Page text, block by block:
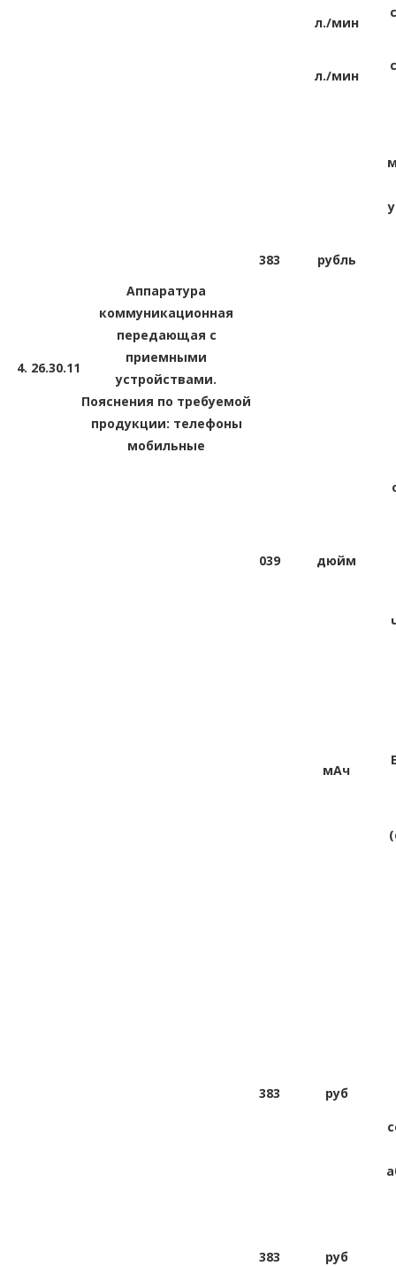
л./мин
л./мин
383 рубль
4. 26.30.11
Аппаратура
коммуникационная
передающая с
приемными
устройствами.
Пояснения по требуемой
продукции: телефоны
мобильные
039 дюйм
мАч
383
руб
383 руб